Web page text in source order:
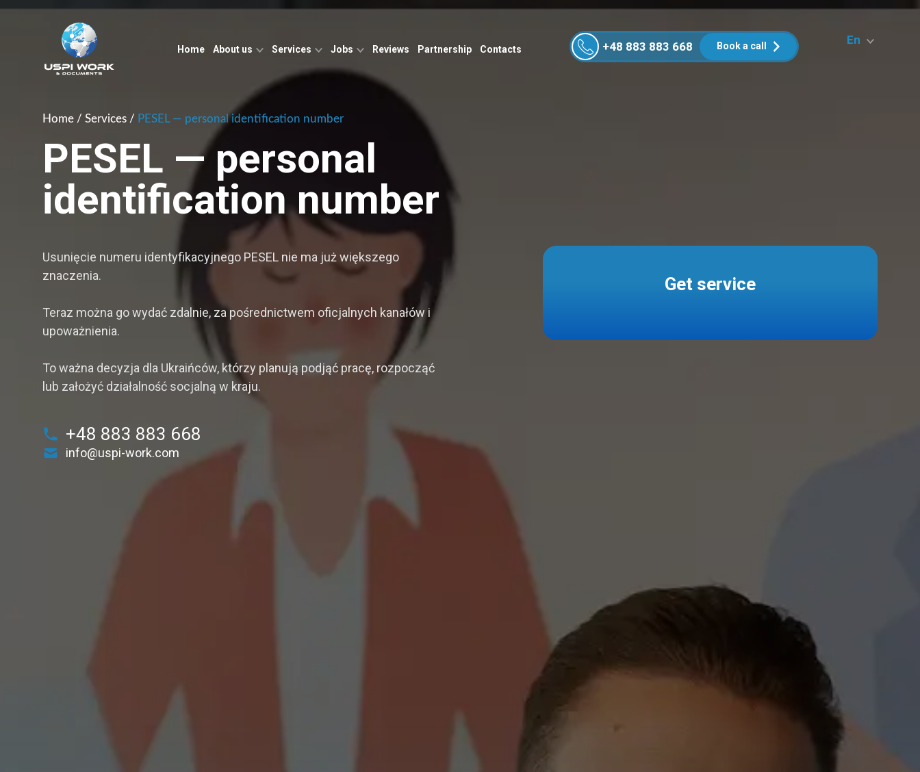
Home About us Services Jobs Reviews Partnership Contacts +48 883 883 668 Book a call En
Home / Services / PESEL — personal identification number
PESEL — personal
identification number
Usunięcie numeru identyfikacyjnego PESEL nie ma już większego
znaczenia.
Teraz można go wydać zdalnie, za pośrednictwem oficjalnych kanałów i
upoważnienia.
To ważna decyzja dla Ukraińców, którzy planują podjąć pracę, rozpocząć
lub założyć działalność socjalną w kraju.
+48 883 883 668
info@uspi-work.com
Get service